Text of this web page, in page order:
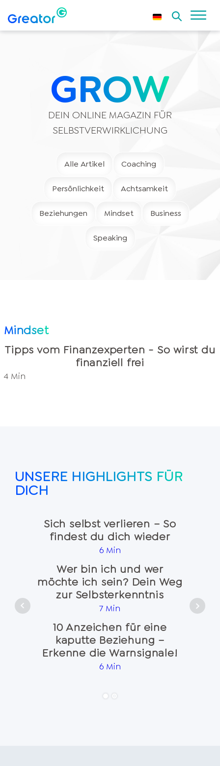
GROW
DEIN ONLINE MAGAZIN FÜR
SELBSTVERWIRKLICHUNG
Alle Artikel Coaching
Persönlichkeit Achtsamkeit
Beziehungen Mindset Business
Speaking
Mindset
Tipps vom Finanzexperten - So wirst du
finanziell frei
4 Min
UNSERE HIGHLIGHTS FÜR
DICH
Sich selbst verlieren – So
findest du dich wieder
6 Min
Wer bin ich und wer
möchte ich sein? Dein Weg
zur Selbsterkenntnis
7 Min
10 Anzeichen für eine
kaputte Beziehung –
Erkenne die Warnsignale!
6 Min